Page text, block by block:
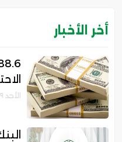
أخر الأخبار
ترتفع 10%
الأحد ٠٩ / أغسطس / ٢٠٢٦